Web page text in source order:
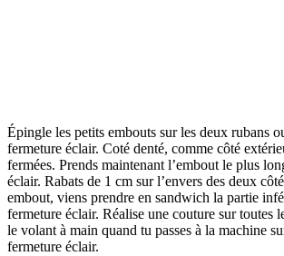
Épingle les petits embouts sur les deux rubans
fermeture éclair. Coté denté, comme côté
fermées. Prends maintenant l’embout le plus
éclair. Rabats de 1 cm sur l’envers des deux
embout, viens prendre en sandwich la partie
fermeture éclair. Réalise une couture sur toutes
le volant à main quand tu passes à la machine
fermeture éclair.